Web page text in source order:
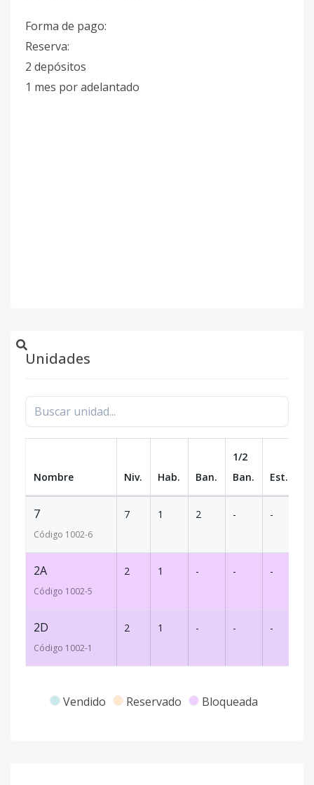
Forma de pago:
Reserva:
2 depósitos
1 mes por adelantado
Unidades
Nombre Niv. Hab. Ban.
1/2
Ban.
Est.
7
Código 1002-6
7 1 2 - -
2A
Código 1002-5
2 1 - - -
2D
Código 1002-1
2 1 - - -
Vendido Reservado Bloqueada